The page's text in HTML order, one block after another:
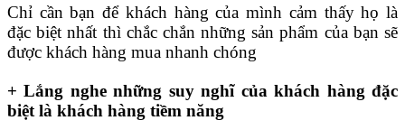
Chỉ cần bạn để khách hàng của mình cảm thấy họ là
đặc biệt nhất thì chắc chắn những sản phẩm của bạn sẽ
được khách hàng mua nhanh chóng
+ Lắng nghe những suy nghĩ của khách hàng đặc
biệt là khách hàng tiềm năng